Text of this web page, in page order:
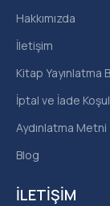
İLETIŞIM
Hakkımızda
İletişim
Kitap Yayınlatma
İptal ve İade
Aydınlatma Metni
Blog